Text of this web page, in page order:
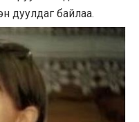
дуулдаг байлаа.